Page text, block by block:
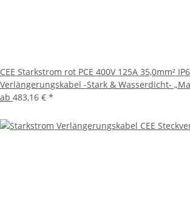
CEE Starkstrom rot PCE 400V 125A 35,0mm²
Verlängerungskabel -Stark & Wasserdicht-
ab 483,16 € *